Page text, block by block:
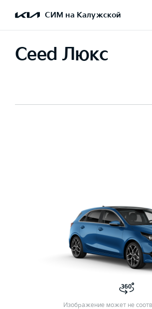
СИМ на Калужской
Ceed Люкс
Изображение может не